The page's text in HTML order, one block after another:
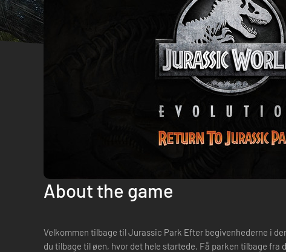
About the game
Velkommen tilbage til Jurassic Park Efter begivenhederne i den ikoniske film fra 1993, inviteres
du tilbage til øen, hvor det hele startede. Få parken tilbage fra dinosaurerne, genopbyg elskede